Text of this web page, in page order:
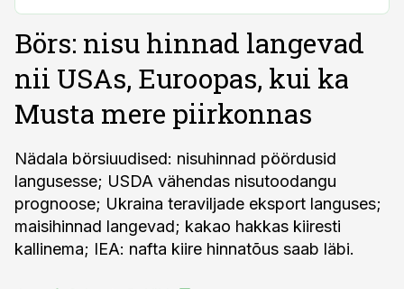
Börs: nisu hinnad langevad
nii USAs, Euroopas, kui ka
Musta mere piirkonnas
Nädala börsiuudised: nisuhinnad pöördusid
langusesse; USDA vähendas nisutoodangu
prognoose; Ukraina teraviljade eksport languses;
maisihinnad langevad; kakao hakkas kiiresti
kallinema; IEA: nafta kiire hinnatõus saab läbi.